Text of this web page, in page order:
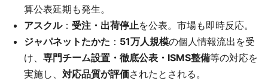
算公表延期も発生。
アスクル： 受注・出荷停止を公表。市場も即時反応。
ジャパネットたかた ： 51万人規模の個人情報流出を受
け、 専門チーム設置・徹底公表・ISMS整備等の対応を
実施し、 対応品質が評価されたとされる。